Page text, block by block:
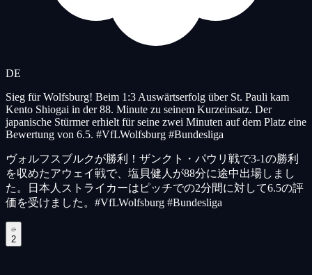
DE
Sieg für Wolfsburg! Beim 1:3 Auswärtserfolg über St. Pauli kam
Kento Shiogai in der 88. Minute zu seinem Kurzeinsatz. Der
japanische Stürmer erhielt für seine zwei Minuten auf dem Platz eine
Bewertung von 6.5. #VfLWolfsburg #Bundesliga
ヴォルフスブルクが勝利！ザンクト・パウリ戦で3-1の勝利
を収めたアウェイ戦で、塩貝健人が88分に途中出場しまし
た。日本人ストライカーはピッチでの2分間に対して6.5の評
価を受けました。#VfLWolfsburg #Bundesliga
2